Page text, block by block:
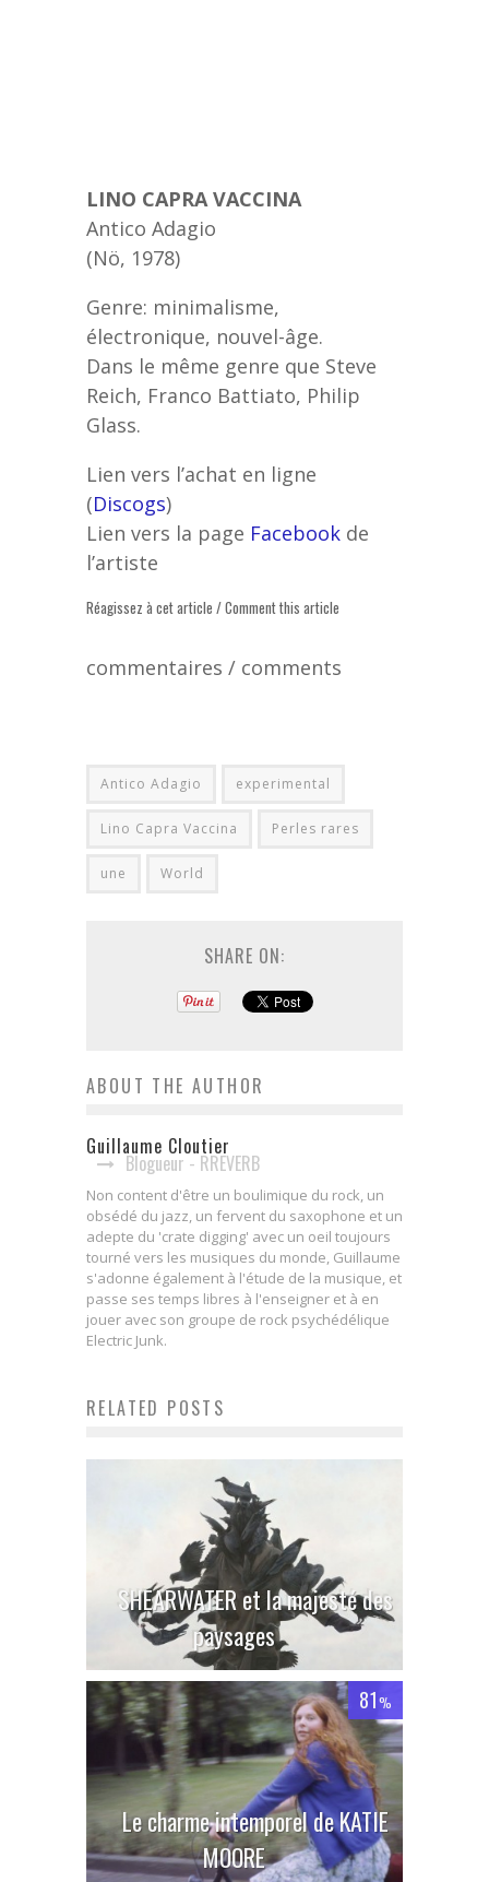
LINO CAPRA VACCINA
Antico Adagio
(Nö, 1978)
Genre: minimalisme,
électronique, nouvel-âge.
Dans le même genre que Steve
Reich, Franco Battiato, Philip
Glass.
Lien vers l’achat en ligne
(Discogs)
Lien vers la page Facebook de
l’artiste
Réagissez à cet article / Comment this article
commentaires / comments
Antico Adagio experimental
Lino Capra Vaccina Perles rares
une World
SHARE ON:
ABOUT THE AUTHOR
Guillaume Cloutier
Blogueur - RREVERB
Non content d'être un boulimique du rock, un
obsédé du jazz, un fervent du saxophone et un
adepte du 'crate digging' avec un oeil toujours
tourné vers les musiques du monde, Guillaume
s'adonne également à l'étude de la musique, et
passe ses temps libres à l'enseigner et à en
jouer avec son groupe de rock psychédélique
Electric Junk.
RELATED POSTS
SHEARWATER et la majesté des
paysages
81%
Le charme intemporel de KATIE
MOORE